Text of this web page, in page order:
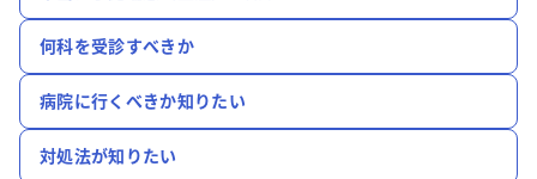
何科を受診すべきか
病院に行くべきか知りたい
対処法が知りたい